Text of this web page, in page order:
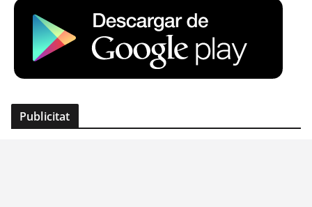
Publicitat